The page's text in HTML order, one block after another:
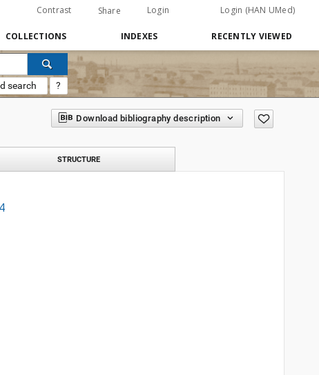
Contrast Share Login Login (HAN UMed)
COLLECTIONS INDEXES RECENTLY VIEWED
search ?
Download bibliography description
STRUCTURE